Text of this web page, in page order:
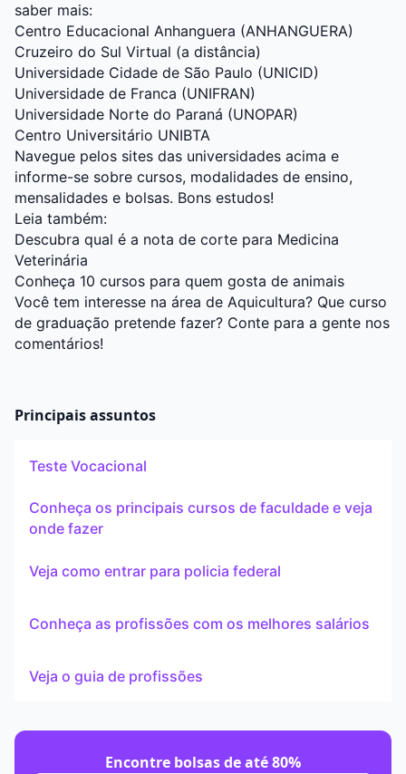
saber mais:
Centro Educacional Anhanguera (ANHANGUERA)
Cruzeiro do Sul Virtual (a distância)
Universidade Cidade de São Paulo (UNICID)
Universidade de Franca (UNIFRAN)
Universidade Norte do Paraná (UNOPAR)
Centro Universitário UNIBTA
Navegue pelos sites das universidades acima e
informe-se sobre cursos, modalidades de ensino,
mensalidades e bolsas. Bons estudos!
Leia também:
Descubra qual é a nota de corte para Medicina
Veterinária
Conheça 10 cursos para quem gosta de animais
Você tem interesse na área de Aquicultura? Que curso
de graduação pretende fazer? Conte para a gente nos
comentários!
Principais assuntos
Teste Vocacional
Conheça os principais cursos de faculdade e veja
onde fazer
Veja como entrar para policia federal
Conheça as profissões com os melhores salários
Veja o guia de profissões
Encontre bolsas de até 80%